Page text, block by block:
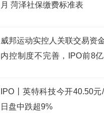
月 菏泽社保缴费标准表
威邦运动实控人关联交易资
内控制度不完善，IPO前8
IPO丨英特科技今开40.50
日盘中跌超9%